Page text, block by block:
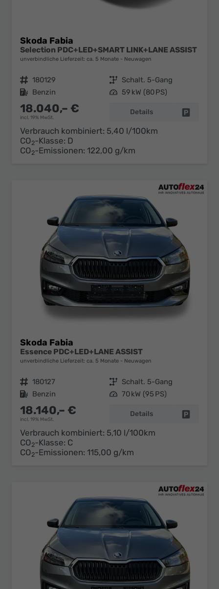
Skoda Fabia
Selection PDC+LED+SMART LINK+LANE ASSIST
unverbindliche Lieferzeit: ca. 5 Monate Neuwagen
Fahrzeugnr. 180129 Getriebe Schalt. 5-Gang
Kraftstoff Benzin Leistung 59 kW (80 PS)
18.040,– €
incl. 19% MwSt.
Details
Verbrauch kombiniert: 5,40 l/100km
CO2-Klasse: D
CO2-Emissionen: 122,00 g/km
Skoda Fabia
Essence PDC+LED+LANE ASSIST
unverbindliche Lieferzeit: ca. 5 Monate Neuwagen
Fahrzeugnr. 180127 Getriebe Schalt. 5-Gang
Kraftstoff Benzin Leistung 70 kW (95 PS)
18.140,– €
incl. 19% MwSt.
Details
Verbrauch kombiniert: 5,10 l/100km
CO2-Klasse: C
CO2-Emissionen: 115,00 g/km